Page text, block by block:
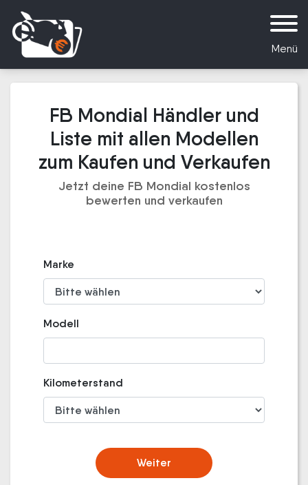
Menü
FB Mondial Händler und
Liste mit allen Modellen
zum Kaufen und Verkaufen
Jetzt deine FB Mondial kostenlos
bewerten und verkaufen
Marke
Modell
Kilometerstand
Weiter